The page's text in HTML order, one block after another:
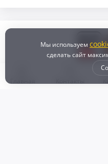
Мы используем
сделать сайт